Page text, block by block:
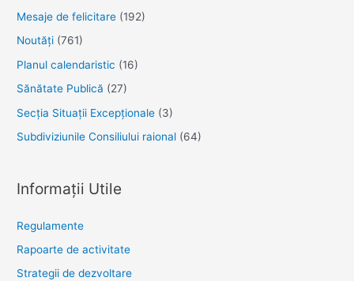
Mesaje de felicitare (192)
Noutăţi (761)
Planul calendaristic (16)
Sănătate Publică (27)
Secția Situații Excepționale (3)
Subdiviziunile Consiliului raional (64)
Informații Utile
Regulamente
Rapoarte de activitate
Strategii de dezvoltare